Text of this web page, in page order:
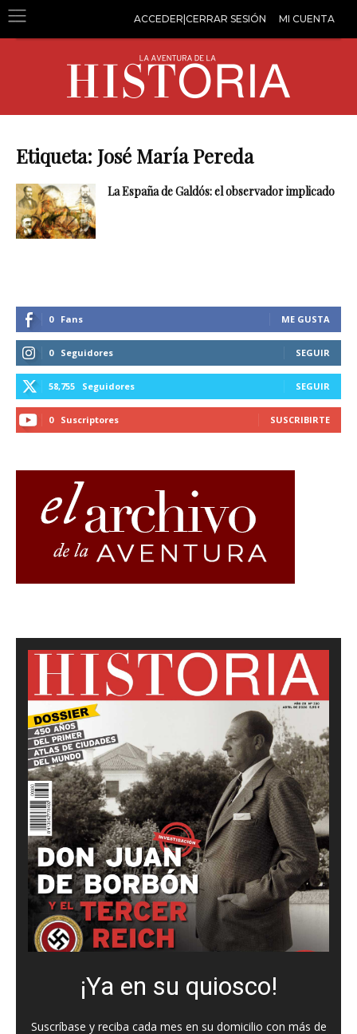
ACCEDER|CERRAR SESIÓN MI CUENTA
Etiqueta: José María Pereda
La España de Galdós: el observador implicado
0 Fans ME GUSTA
0 Seguidores SEGUIR
58,755 Seguidores SEGUIR
0 Suscriptores SUSCRIBIRTE
¡Ya en su quiosco!
Suscríbase y reciba cada mes en su domicilio con más de